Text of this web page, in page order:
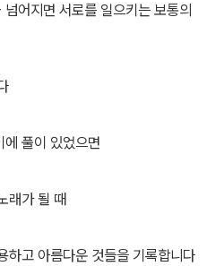
어지면 서로를 일으키는 보통의
풀이 있었으면
래가 될 때
하고 아름다운 것들을 기록합니다